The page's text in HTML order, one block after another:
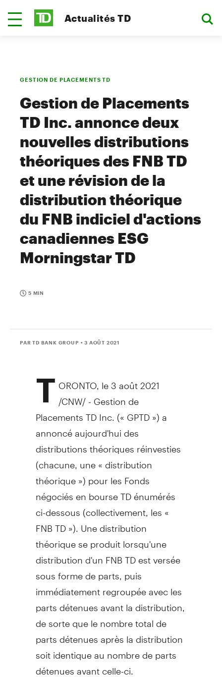
Actualités TD
GESTION DE PLACEMENTS TD
Gestion de Placements
TD Inc. annonce deux
nouvelles distributions
théoriques des FNB TD
et une révision de la
distribution théorique
du FNB indiciel d'actions
canadiennes ESG
Morningstar TD
5 MIN
PAR TD BANK GROUP • 3 AOÛT 2021
T ORONTO , le 3 août 2021
/CNW/ - Gestion de
Placements TD Inc. (« GPTD ») a
annoncé aujourd'hui des
distributions théoriques réinvesties
(chacune, une « distribution
théorique ») pour les Fonds
négociés en bourse TD énumérés
ci-dessous (collectivement, les «
FNB TD »). Une distribution
théorique se produit lorsqu'une
distribution d'un FNB TD est versée
sous forme de parts, puis
immédiatement regroupée avec les
parts détenues avant la distribution,
de sorte que le nombre total de
parts détenues après la distribution
soit identique au nombre de parts
détenues avant celle-ci.